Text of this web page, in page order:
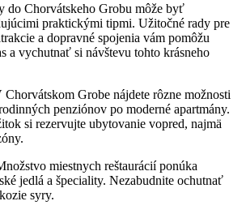
do Chorvátskeho Grobu môže byť
praktickými tipmi. Užitočné rady pre
a dopravné spojenia vám pomôžu
a vychutnať si návštevu tohto krásneho
Chorvátskom Grobe nájdete rôzne možnosti
penziónov po moderné apartmány.
si rezervujte ubytovanie vopred, najmä
miestnych reštaurácií ponúka
jedlá a špeciality. Nezabudnite ochutnať
syry.